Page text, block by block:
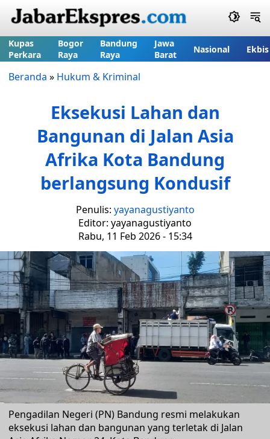
Kupas
Perkara
Bogor
Raya
Bandung
Raya
Jawa
Barat
Nasional Ekbis
Beranda » Hukum & Kriminal
Eksekusi Lahan dan
Bangunan di Jalan Asia
Afrika Kota Bandung
berlangsung Kondusif
Penulis: yayanagustiyanto
Editor: yayanagustiyanto
Rabu, 11 Feb 2026 - 15:34
Pengadilan Negeri (PN) Bandung resmi melakukan
eksekusi lahan dan bangunan yang terletak di Jalan